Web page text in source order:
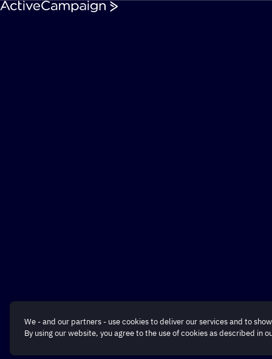
We - and our partners - use cookies to deliver our services and to
By using our website, you agree to the use of cookies as described in